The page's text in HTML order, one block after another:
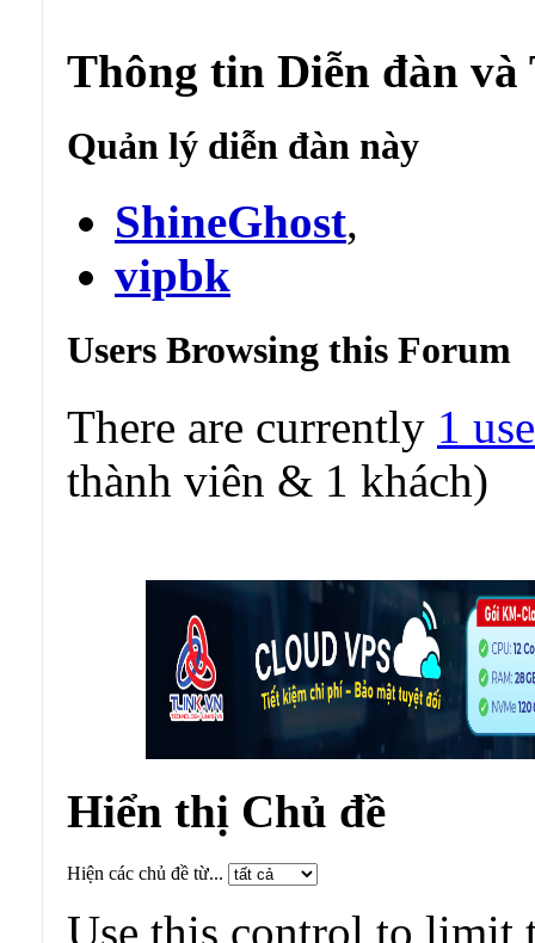
Thông tin Diễn đàn và
Quản lý diễn đàn này
ShineGhost,
vipbk
Users Browsing this Forum
There are currently 1
thành viên & 1 khách)
Hiển thị Chủ đề
Hiện các chủ đề từ...
Use this control to limit